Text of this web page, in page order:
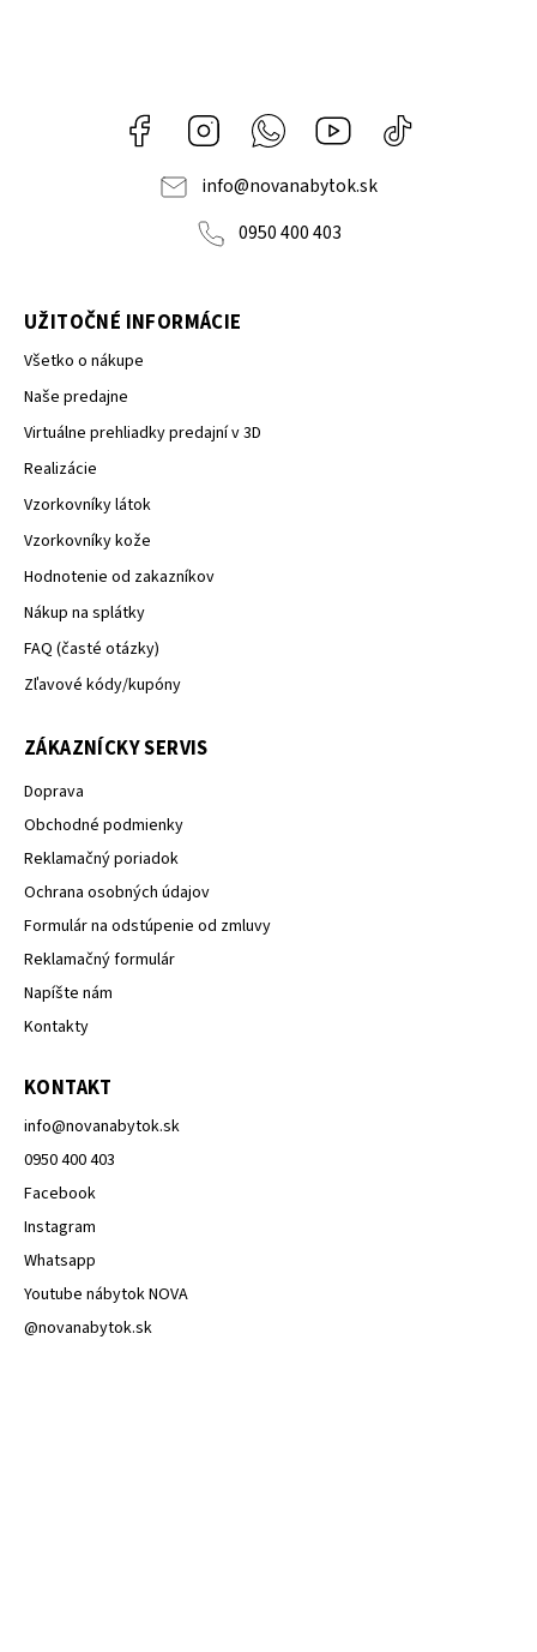
Facebook Instagram Whatsapp Youtube
nábytok
info@novanabytok.sk
0950 400 403
UŽITOČNÉ INFORMÁCIE
Všetko o nákupe
Naše predajne
Virtuálne prehliadky predajní v 3D
Realizácie
Vzorkovníky látok
Vzorkovníky kože
Hodnotenie od zakazníkov
Nákup na splátky
FAQ (časté otázky)
Zľavové kódy/kupóny
ZÁKAZNÍCKY SERVIS
Doprava
Obchodné podmienky
Reklamačný poriadok
Ochrana osobných údajov
Formulár na odstúpenie od zmluvy
Reklamačný formulár
Napíšte nám
Kontakty
KONTAKT
info@novanabytok.sk
0950 400 403
Facebook
Instagram
Whatsapp
Youtube nábytok NOVA
@novanabytok.sk